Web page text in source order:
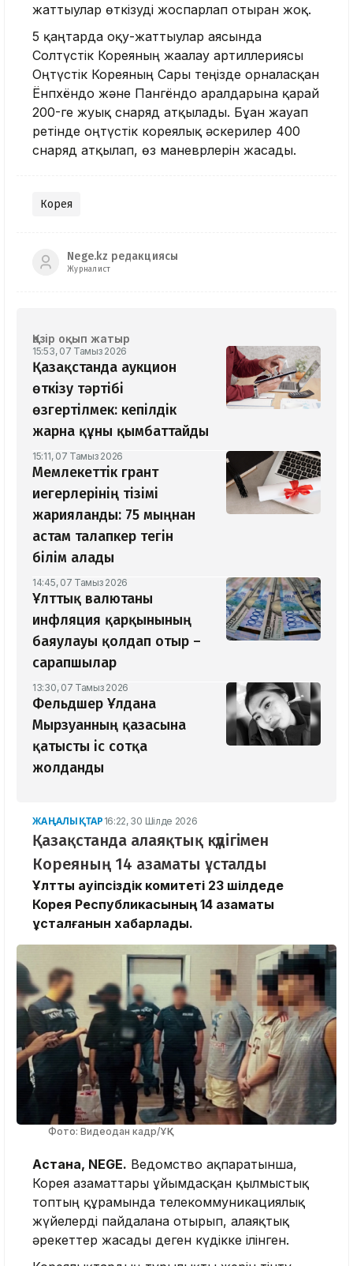
жаттығулар өткізуді жоспарлап отырған жоқ.
5 қаңтарда оқу-жаттығулар аясында
Солтүстік Кореяның жағалау артиллериясы
Оңтүстік Кореяның Сары теңізде орналасқан
Ёнпхёндо және Пангёндо аралдарына қарай
200-ге жуық снаряд атқылады. Бұған жауап
ретінде оңтүстік кореялық әскерилер 400
снаряд атқылап, өз маневрлерін жасады.
Корея
Nege.kz редакциясы
Журналист
Қазір оқып жатыр
15:53, 07 Тамыз 2026
Қазақстанда аукцион
өткізу тәртібі
өзгертілмек: кепілдік
жарна құны қымбаттайды
15:11, 07 Тамыз 2026
Мемлекеттік грант
иегерлерінің тізімі
жарияланды: 75 мыңнан
астам талапкер тегін
білім алады
14:45, 07 Тамыз 2026
Ұлттық валютаны
инфляция қарқынының
баяулауы қолдап отыр –
сарапшылар
13:30, 07 Тамыз 2026
Фельдшер Ұлдана
Мырзуанның қазасына
қатысты іс сотқа
жолданды
ЖАҢАЛЫҚТАР 16:22, 30 Шілде 2026
Қазақстанда алаяқтық күдігімен
Кореяның 14 азаматы ұсталды
Ұлттық қауіпсіздік комитеті 23 шілдеде
Корея Республикасының 14 азаматы
ұсталғанын хабарлады.
Фото: Видеодан кадр/ҰҚК
Астана, NEGE. Ведомство ақпаратынша,
Корея азаматтары ұйымдасқан қылмыстық
топтың құрамында телекоммуникациялық
жүйелерді пайдалана отырып, алаяқтық
әрекеттер жасады деген күдікке ілінген.